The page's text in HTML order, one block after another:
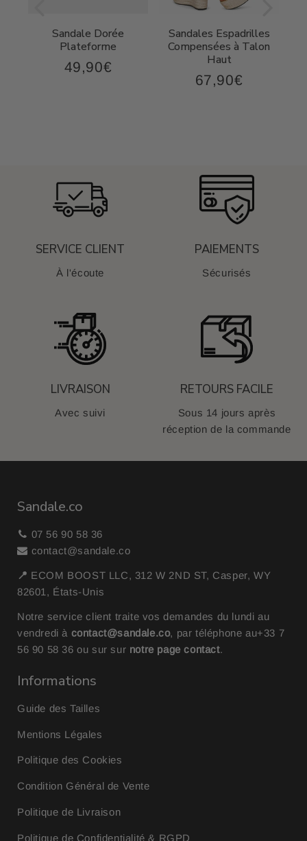
Sandale Dorée
Plateforme
Prix
49,90€
Sandales Espadrilles
Compensées à Talon
Haut
Prix
67,90€
SERVICE CLIENT
À l'écoute
PAIEMENTS
Sécurisés
LIVRAISON
Avec suivi
RETOURS FACILE
Sous 14 jours après
réception de la commande
Sandale.co
07 56 90 58 36
contact@sandale.co
📍 ECOM BOOST LLC, 312 W 2ND ST, Casper, WY
82601, États-Unis
Notre service client traite vos demandes du lundi au
vendredi à contact@sandale.co, par téléphone au+33 7
56 90 58 36ou sur sur notre page contact.
Informations
Guide des Tailles
Mentions Légales
Politique des Cookies
Condition Général de Vente
Politique de Livraison
Politique de Confidentialité & RGPD